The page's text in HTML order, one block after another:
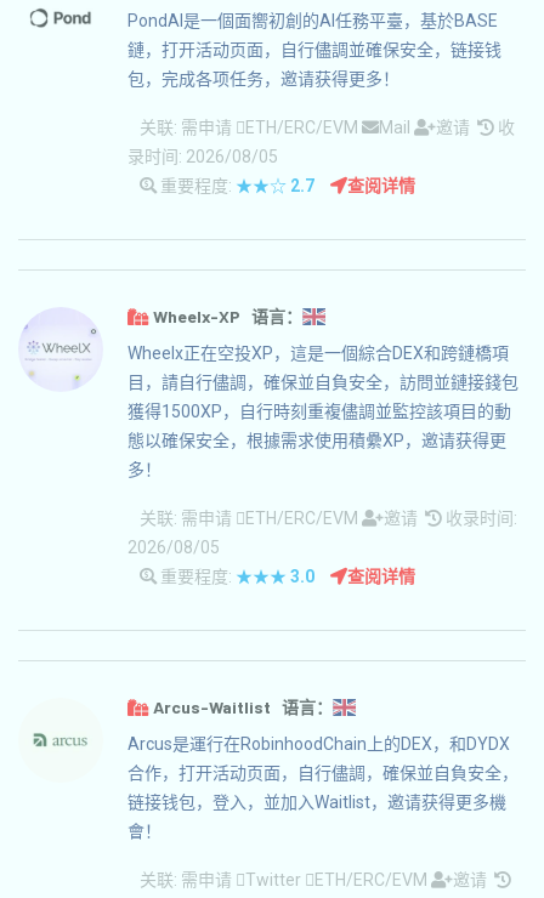
PondAI是一個面嚮初創的AI任務平臺，基於BASE
鏈，打开活动页面，自行儘調並確保安全，链接钱
包，完成各项任务，邀请获得更多！
关联: 需申请 ETH/ERC/EVM Mail 邀请
收
录时间: 2026/08/05
重要程度: ★★☆ 2.7 查阅详情
Wheelx-XP 语言：
Wheelx正在空投XP，這是一個綜合DEX和跨鏈橋項
目，請自行儘調，確保並自負安全，訪問並鏈接錢包
獲得1500XP，自行時刻重複儘調並監控該項目的動
態以確保安全，根據需求使用積纍XP，邀请获得更
多！
关联: 需申请 ETH/ERC/EVM 邀请
收录时间:
2026/08/05
重要程度: ★★★ 3.0 查阅详情
Arcus-Waitlist 语言：
Arcus是運行在RobinhoodChain上的DEX，和DYDX
合作，打开活动页面，自行儘調，確保並自負安全，
链接钱包，登入，並加入Waitlist，邀请获得更多機
會！
关联: 需申请 Twitter ETH/ERC/EVM
邀请